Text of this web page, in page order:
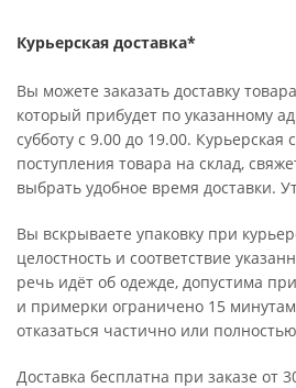
Курьерская доставка*
Вы можете заказать доставку
который прибудет по указанному
субботу с 9.00 до 19.00. Курьерская
поступления товара на склад,
выбрать удобное время доставки.
Вы вскрываете упаковку при
целостность и соответствие
речь идёт об одежде, допустима
и примерки ограничено 15
отказаться частично или
Доставка бесплатна при заказе от